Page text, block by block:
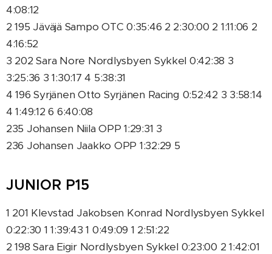
4:08:12
2 195 Jäväjä Sampo OTC 0:35:46 2 2:30:00 2 1:11:06 2
4:16:52
3 202 Sara Nore Nordlysbyen Sykkel 0:42:38 3
3:25:36 3 1:30:17 4 5:38:31
4 196 Syrjänen Otto Syrjänen Racing 0:52:42 3 3:58:14
4 1:49:12 6 6:40:08
235 Johansen Niila OPP 1:29:31 3
236 Johansen Jaakko OPP 1:32:29 5
JUNIOR P15
1 201 Klevstad Jakobsen Konrad Nordlysbyen Sykkel
0:22:30 1 1:39:43 1 0:49:09 1 2:51:22
2 198 Sara Eigir Nordlysbyen Sykkel 0:23:00 2 1:42:01